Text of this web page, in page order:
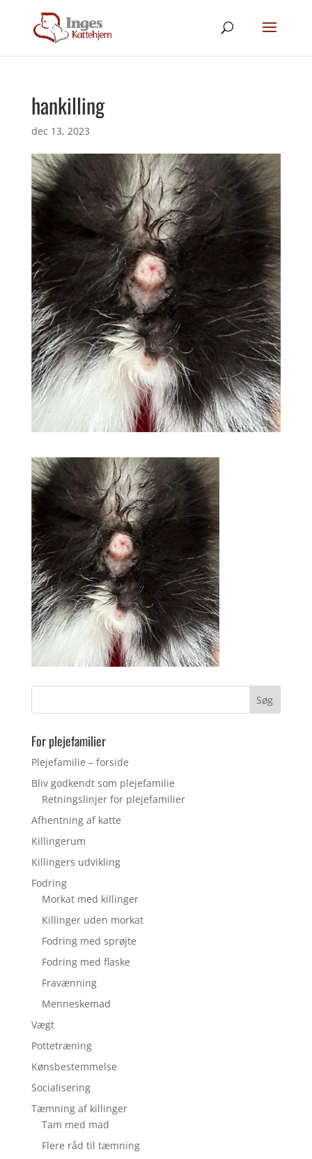
hankilling
dec 13, 2023
For plejefamilier
Plejefamilie – forside
Bliv godkendt som plejefamilie
Retningslinjer for plejefamilier
Afhentning af katte
Killingerum
Killingers udvikling
Fodring
Morkat med killinger
Killinger uden morkat
Fodring med sprøjte
Fodring med flaske
Fravænning
Menneskemad
Vægt
Pottetræning
Kønsbestemmelse
Socialisering
Tæmning af killinger
Tam med mad
Flere råd til tæmning